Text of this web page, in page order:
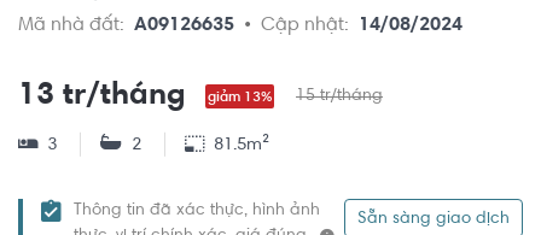
Mã nhà đất: A09126635 Cập nhật: 14/08/2024
13 tr/tháng giảm 13% 15 tr/tháng
3 2 81.5m²
Thông tin đã xác thực, hình ảnh
Sẵn sàng giao dịch